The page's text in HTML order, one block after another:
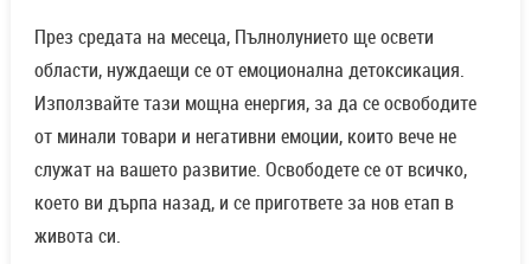
През средата на месеца, Пълнолунието ще освети
области, нуждаещи се от емоционална детоксикация.
Използвайте тази мощна енергия, за да се освободите
от минали товари и негативни емоции, които вече не
служат на вашето развитие. Освободете се от всичко,
което ви дърпа назад, и се пригответе за нов етап в
живота си.